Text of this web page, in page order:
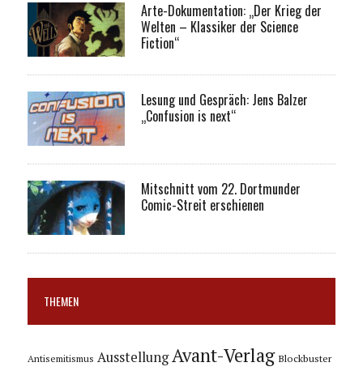
Arte-Dokumentation: „Der Krieg der
Welten – Klassiker der Science
Fiction“
Lesung und Gespräch: Jens Balzer
„Confusion is next“
Mitschnitt vom 22. Dortmunder
Comic-Streit erschienen
THEMEN
Antisemitismus Ausstellung Avant-Verlag Blockbuster